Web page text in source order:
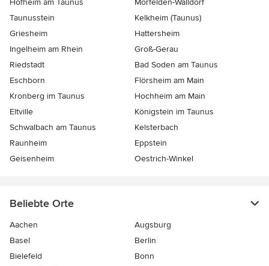
Hofheim am Taunus
Mörfelden-Walldorf
Taunusstein
Kelkheim (Taunus)
Griesheim
Hattersheim
Ingelheim am Rhein
Groß-Gerau
Riedstadt
Bad Soden am Taunus
Eschborn
Flörsheim am Main
Kronberg im Taunus
Hochheim am Main
Eltville
Königstein im Taunus
Schwalbach am Taunus
Kelsterbach
Raunheim
Eppstein
Geisenheim
Oestrich-Winkel
Beliebte Orte
Aachen
Augsburg
Basel
Berlin
Bielefeld
Bonn